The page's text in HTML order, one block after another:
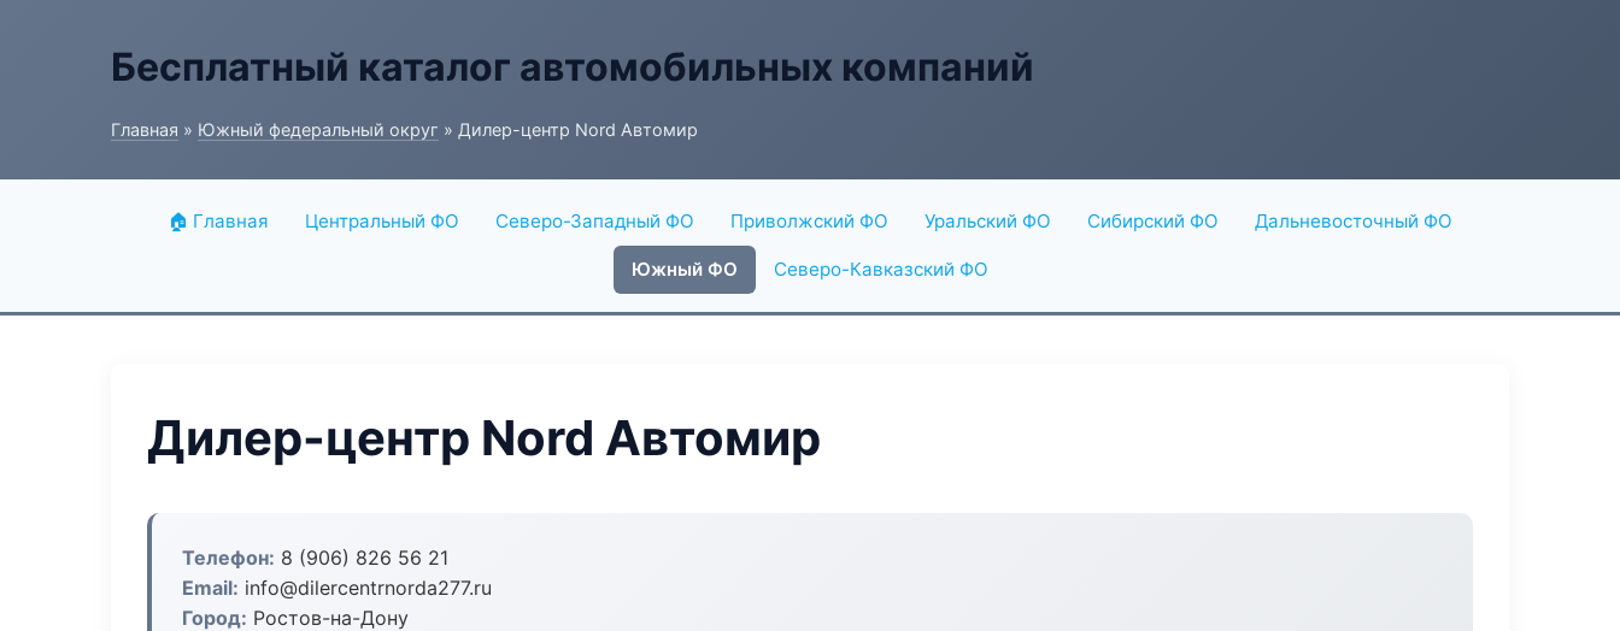
Бесплатный каталог автомобильных компаний
Главная » Южный федеральный округ » Дилер-центр Nord Автомир
🏠 Главная Центральный ФО Северо-Западный ФО Приволжский ФО Уральский ФО Сибирский ФО Дальневосточный ФО
Южный ФО Северо-Кавказский ФО
Дилер-центр Nord Автомир
Телефон: 8 (906) 826 56 21
Email: info@dilercentrnorda277.ru
Город: Ростов-на-Дону